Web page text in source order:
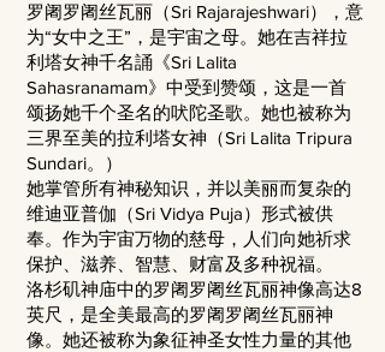
罗阇罗阇丝瓦丽（Sri Rajarajeshwari），意
为“女中之王”，是宇宙之母。她在吉祥拉
利塔女神千名誦《Sri Lalita
Sahasranamam》中受到赞颂，这是一首
颂扬她千个圣名的吠陀圣歌。她也被称为
三界至美的拉利塔女神（Sri Lalita Tripura
Sundari。）
她掌管所有神秘知识，并以美丽而复杂的
维迪亚普伽（Sri Vidya Puja）形式被供
奉。作为宇宙万物的慈母，人们向她祈求
保护、滋养、智慧、财富及多种祝福。
洛杉矶神庙中的罗阇罗阇丝瓦丽神像高达8
英尺，是全美最高的罗阇罗阇丝瓦丽神
像。她还被称为象征神圣女性力量的其他